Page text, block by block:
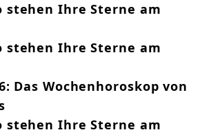
stehen Ihre Sterne am
stehen Ihre Sterne am
Das Wochenhoroskop von
stehen Ihre Sterne am